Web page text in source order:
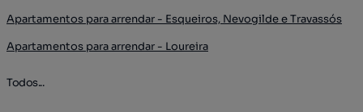
Apartamentos para arrendar - Esqueiros, Nevogilde e Travassós
Apartamentos para arrendar - Loureira
Todos...